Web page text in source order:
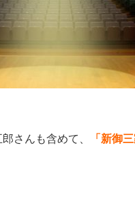
さんも含めて、 「新御三